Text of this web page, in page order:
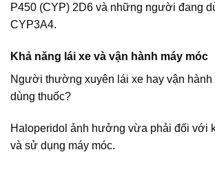
P450 (CYP) 2D6 và những người đang
CYP3A4.
Khả năng lái xe và vận hành máy móc
Người thường xuyên lái xe hay vận hành
dùng thuốc?
Haloperidol ảnh hưởng vừa phải đối với
và sử dụng máy móc.